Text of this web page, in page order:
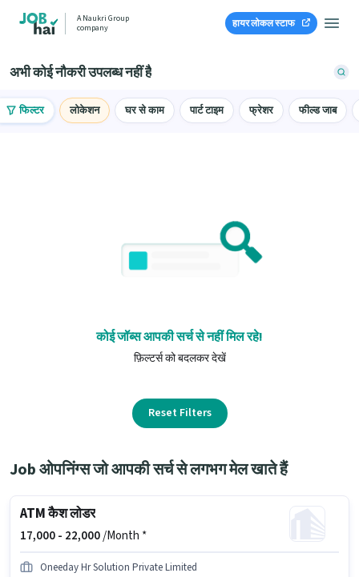
A Naukri Group
company
हायर लोकल स्टाफ
अभी कोई नौकरी उपलब्ध नहीं है
फिल्टर लोकेशन घर से काम पार्ट टाइम फ्रेशर फील्ड जाब
कोई जॉब्स आपकी सर्च से नहीं मिल रहे!
फ़िल्टर्स को बदलकर देखें
Reset Filters
Job ओपनिंग्स जो आपकी सर्च से लगभग मेल खाते हैं
ATM कैश लोडर
17,000 - 22,000/Month *
Oneeday Hr Solution Private Limited